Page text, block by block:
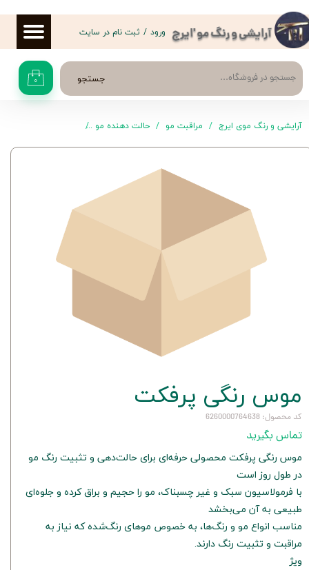
آرایشی و رنگ مو 'ایرج
جستجو ۰
ورود / ثبت نام در سایت
حساب کاربری من
تغییر گذر واژه
سفارشات
خروج از حساب کاربری
آرایشی و رنگ موی ایرج مراقبت مو حالت دهنده مو
موس رنگی پرفکت
کد محصول: 6260000764638
تماس بگیرید
موس رنگی پرفکت محصولی حرفه‌ای برای حالت‌دهی و تثبیت رنگ مو
در طول روز است
با فرمولاسیون سبک و غیر چسبناک، مو را حجیم و براق کرده و جلوه‌ای
طبیعی به آن می‌بخشد
مناسب انواع مو و رنگ‌ها، به خصوص موهای رنگ‌شده که نیاز به
مراقبت و تثبیت رنگ دارند.
ویژ